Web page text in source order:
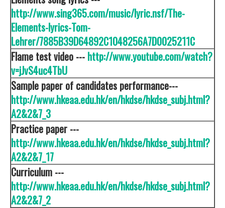
http://www.sing365.com/music/lyric.nsf/The-
Elements-lyrics-Tom-
Lehrer/7885B39D64892C1048256A7D0025211C
Flame test video --- http://www.youtube.com/watch?
v=jJvS4uc4TbU
Sample paper of candidates performance---
http://www.hkeaa.edu.hk/en/hkdse/hkdse_subj.html?
A2&2&7_3
Practice paper ---
http://www.hkeaa.edu.hk/en/hkdse/hkdse_subj.html?
A2&2&7_17
Curriculum ---
http://www.hkeaa.edu.hk/en/hkdse/hkdse_subj.html?
A2&2&7_2